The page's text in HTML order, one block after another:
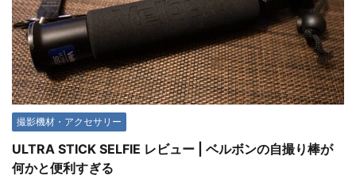
撮影機材・アクセサリー
ULTRA STICK SELFIE レビュー | ベルボンの自撮り棒が
何かと便利すぎる